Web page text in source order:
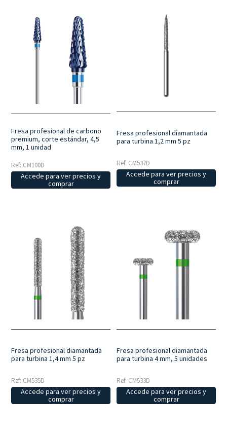
Fresa profesional de carbono
premium, corte estándar, 4,5
mm, 1 unidad
Ref: CM100D
Accede para ver precios y
comprar
Fresa profesional diamantada
para turbina 1,2 mm 5 pz
Ref: CM537D
Accede para ver precios y
comprar
Fresa profesional diamantada
para turbina 1,4 mm 5 pz
Ref: CM535D
Accede para ver precios y
comprar
Fresa profesional diamantada
para turbina 4 mm, 5 unidades
Ref: CM533D
Accede para ver precios y
comprar